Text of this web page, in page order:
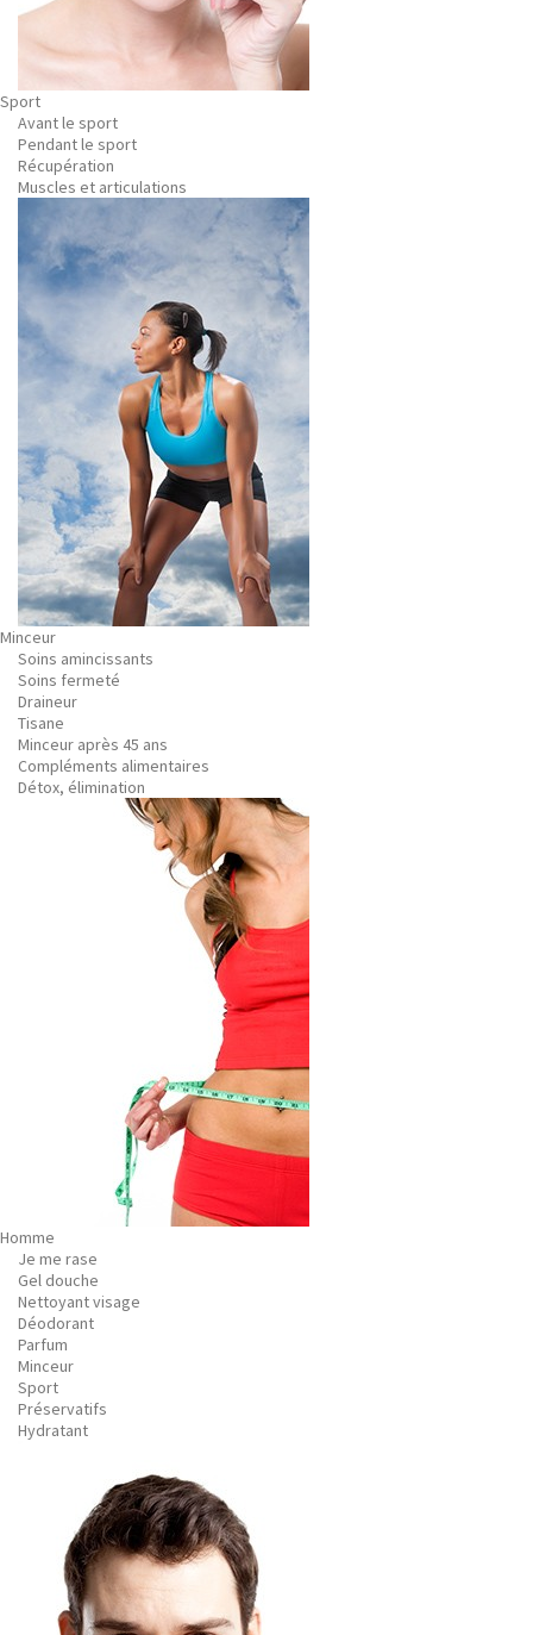
Sport
Avant le sport
Pendant le sport
Récupération
Muscles et articulations
Minceur
Soins amincissants
Soins fermeté
Draineur
Tisane
Minceur après 45 ans
Compléments alimentaires
Détox, élimination
Homme
Je me rase
Gel douche
Nettoyant visage
Déodorant
Parfum
Minceur
Sport
Préservatifs
Hydratant